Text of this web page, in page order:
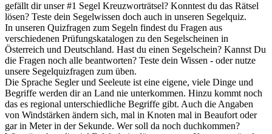
gefällt dir unser #1 Segel Kreuzworträtsel? Konntest du das Rätsel
lösen? Teste dein Segelwissen doch auch in unseren Segelquiz.
In unseren Quizfragen zum Segeln findest du Fragen aus
verschiedenen Prüfungskatalogen zu den Segelscheinen in
Österreich und Deutschland. Hast du einen Segelschein? Kannst Du
die Fragen noch alle beantworten? Teste dein Wissen - oder nutze
unsere Segelquizfragen zum üben.
Die Sprache Segler und Seeleute ist eine eigene, viele Dinge und
Begriffe werden dir an Land nie unterkommen. Hinzu kommt noch
das es regional unterschiedliche Begriffe gibt. Auch die Angaben
von Windstärken ändern sich, mal in Knoten mal in Beaufort oder
gar in Meter in der Sekunde. Wer soll da noch duchkommen?